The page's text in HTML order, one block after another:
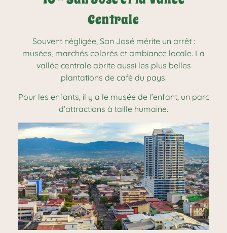
Centrale
Souvent négligée, San José mérite un arrêt :
musées, marchés colorés et ambiance locale. La
vallée centrale abrite aussi les plus belles
plantations de café du pays.
Pour les enfants, il y a le musée de l’enfant, un parc
d’attractions à taille humaine.